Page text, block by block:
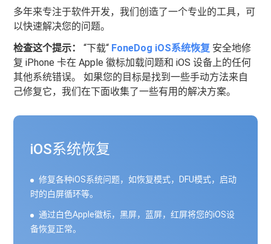
多年来专注于软件开发，我们创造了一个专业的工具，可
以快速解决您的问题。
检查这个提示：
“下载“ FoneDog iOS系统恢复 安全地修
复 iPhone 卡在 Apple 徽标加载问题和 iOS 设备上的任何
其他系统错误。 如果您的目标是找到一些手动方法来自
己修复它，我们在下面收集了一些有用的解决方案。
iOS系统恢复
修复各种iOS系统问题，如恢复模式，DFU模式，启动
时的白屏循环等。
通过白色Apple徽标，黑屏，蓝屏，红屏将您的iOS设
备恢复正常。